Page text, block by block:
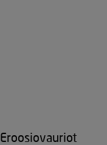
Eroosiovauriot